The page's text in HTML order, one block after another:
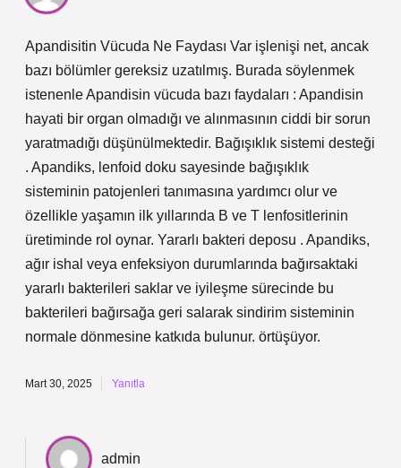
Apandisitin Vücuda Ne Faydası Var işlenişi net, ancak
bazı bölümler gereksiz uzatılmış. Burada söylenmek
istenenle Apandisin vücuda bazı faydaları : Apandisin
hayati bir organ olmadığı ve alınmasının ciddi bir sorun
yaratmadığı düşünülmektedir. Bağışıklık sistemi desteği
. Apandiks, lenfoid doku sayesinde bağışıklık
sisteminin patojenleri tanımasına yardımcı olur ve
özellikle yaşamın ilk yıllarında B ve T lenfositlerinin
üretiminde rol oynar. Yararlı bakteri deposu . Apandiks,
ağır ishal veya enfeksiyon durumlarında bağırsaktaki
yararlı bakterileri saklar ve iyileşme sürecinde bu
bakterileri bağırsağa geri salarak sindirim sisteminin
normale dönmesine katkıda bulunur. örtüşüyor.
Mart 30, 2025 Yanıtla
admin